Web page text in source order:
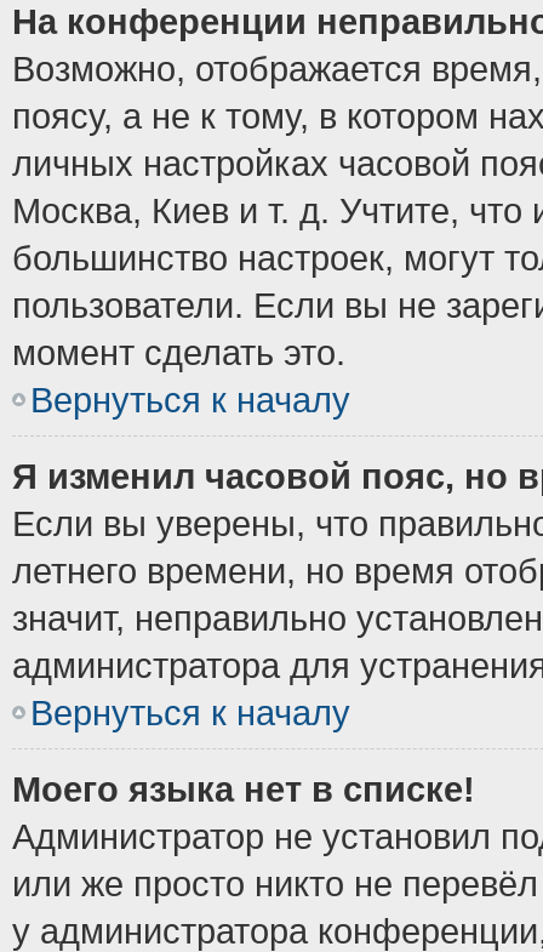
На конференции
Возможно, отображается
поясу, а не к тому, в котором
личных настройках часовой
Москва, Киев и т. д. Учтите, что
большинство настроек, могут
пользователи. Если вы не
момент сделать это.
Вернуться к началу
Я изменил часовой пояс, но
Если вы уверены, что
летнего времени, но время
значит, неправильно
администратора для
Вернуться к началу
Моего языка нет в списке!
Администратор не установил
или же просто никто не
у администратора